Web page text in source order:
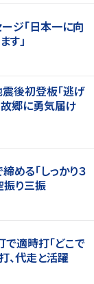
ジ「日本一に向
す」
後初登板「逃げ
郷に勇気届け
める「しっかり３
振り三振
で適時打「どこで
、代走と活躍